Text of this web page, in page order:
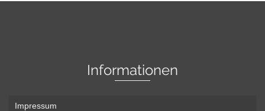
Informationen
Impressum